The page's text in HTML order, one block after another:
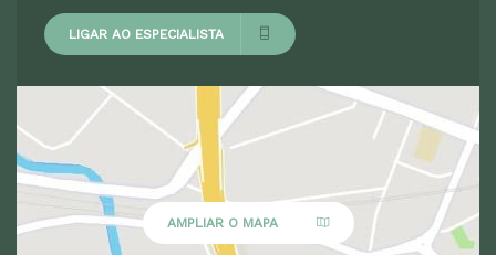
LIGAR AO ESPECIALISTA
AMPLIAR O MAPA